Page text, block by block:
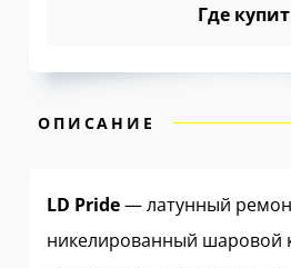
Где
ОПИСАНИЕ
LD Pride— латунный
никелированный шаровой